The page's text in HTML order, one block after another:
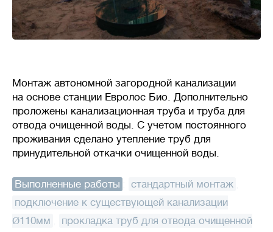
Монтаж автономной загородной канализации
на основе станции Евролос Био. Дополнительно
проложены канализационная труба и труба для
отвода очищенной воды. С учетом постоянного
проживания сделано утепление труб для
принудительной откачки очищенной воды.
Выполненные работы стандартный монтаж
подключение к существующей канализации
Ø110мм
прокладка труб для отвода очищенной